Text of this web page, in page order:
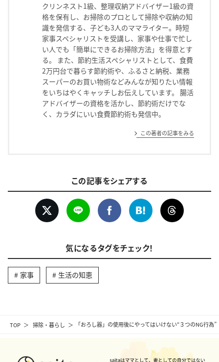
TOP 掃除・暮らし 「おろし器」の使用後にやってはいけない“３つのNG行
クリンネスト1級、整理収納アドバイザー1級の資
格を保有し、お掃除のプロとして掃除や収納の知
識を発信する、子ども3人のママライター。時短
家事スペシャリストを受講し、家事や仕事で忙し
い人でも「簡単にできるお掃除方法」を得意とす
る。 また、節約生活スペシャリストとして、食費
2万円台で暮らす節約術や、ふるさと納税、業務
スーパーのお買い物術などみんなが知りたい情報
をいちはやくキャッチしお伝えしています。 腸活
アドバイザーの資格を活かし、節約術だけでな
く、カラダにいい食費節約術も発信中。
この著者の記事をみる
この記事をシェアする
気になるタグをチェック！
家事 生活の知恵